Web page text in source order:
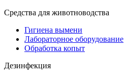
Средства для животноводства
Гигиена вымени
Лабораторное оборудование
Обработка копыт
Дезинфекция